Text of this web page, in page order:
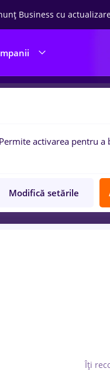
Business cu
de munca
Îți
Permite activarea pentru a
Modifică setările